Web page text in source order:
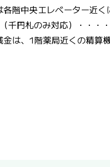
階中央エレベーター近く
千円札のみ対応）・・・
は、1階薬局近くの精算